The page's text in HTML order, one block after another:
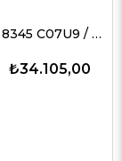
Lindberg 8345 C07U9 / AÇIK FÜME 43 G Unisex Güneş Gözlükleri
₺34.105,00